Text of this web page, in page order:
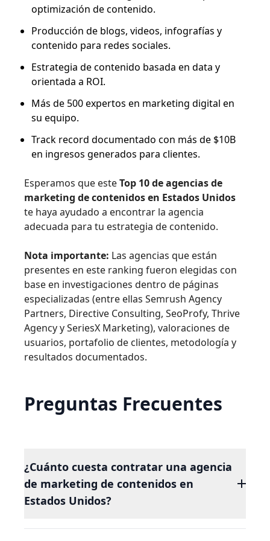
optimización de contenido.
Producción de blogs, videos, infografías y
contenido para redes sociales.
Estrategia de contenido basada en data y
orientada a ROI.
Más de 500 expertos en marketing digital en
su equipo.
Track record documentado con más de $10B
en ingresos generados para clientes.
Esperamos que esteTop 10 de agencias de
marketing de contenidos en Estados Unidos
te haya ayudado a encontrar la agencia
adecuada para tu estrategia de contenido.
Nota importante: Las agencias que están
presentes en este ranking fueron elegidas con
base en investigaciones dentro de páginas
especializadas (entre ellas Semrush Agency
Partners, Directive Consulting, SeoProfy, Thrive
Agency y SeriesX Marketing), valoraciones de
usuarios, portafolio de clientes, metodología y
resultados documentados.
Preguntas Frecuentes
¿Cuánto cuesta contratar una agencia
de marketing de contenidos en
Estados Unidos?